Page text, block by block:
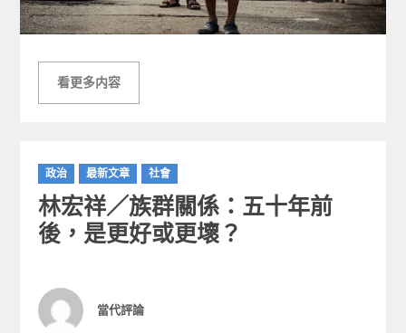
看更多内容
C
a
t
e
g
i
e
政治 最新文章 社會
林宏祥／族群關係：五十年前
後，是更好或更壞？
Author
當代評論